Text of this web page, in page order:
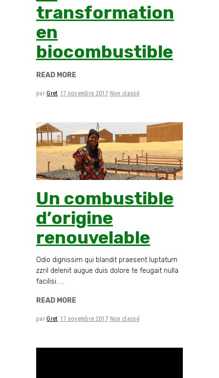
transformation
en
biocombustible
READ MORE
parGret 17 novembre 2017 Non classé
Un combustible
d’origine
renouvelable
Odio dignissim qui blandit praesent luptatum
zzril delenit augue duis dolore te feugait nulla
facilisi.
READ MORE
parGret 17 novembre 2017 Non classé